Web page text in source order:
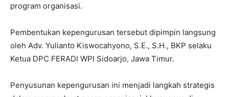
program organisasi.
Pembentukan kepengurusan tersebut dipimpin langsung
oleh Adv. Yulianto Kiswocahyono, S.E., S.H., BKP selaku
Ketua DPC FERADI WPI Sidoarjo, Jawa Timur.
Penyusunan kepengurusan ini menjadi langkah strategis